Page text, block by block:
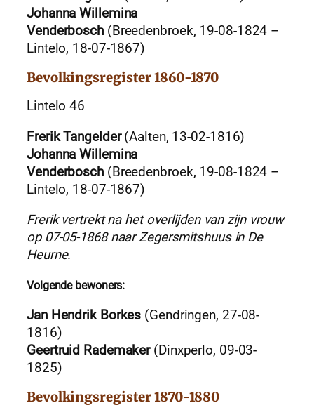
Johanna Willemina
Venderbosch(Breedenbroek, 19-08-1824 –
Lintelo, 18-07-1867)
Bevolkingsregister 1860-1870
Lintelo 46
Frerik Tangelder(Aalten, 13-02-1816)
Johanna Willemina
Venderbosch(Breedenbroek, 19-08-1824 –
Lintelo, 18-07-1867)
Frerik vertrekt na het overlijden van zijn vrouw
op 07-05-1868 naar Zegersmitshuus in De
Heurne.
Volgende bewoners:
Jan Hendrik Borkes (Gendringen, 27-08-
1816)
Geertruid Rademaker(Dinxperlo, 09-03-
1825)
Bevolkingsregister 1870-1880